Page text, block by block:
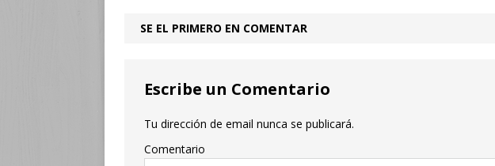
SE EL PRIMERO EN COMENTAR
Escribe un Comentario
Tu dirección de email nunca se publicará.
Comentario